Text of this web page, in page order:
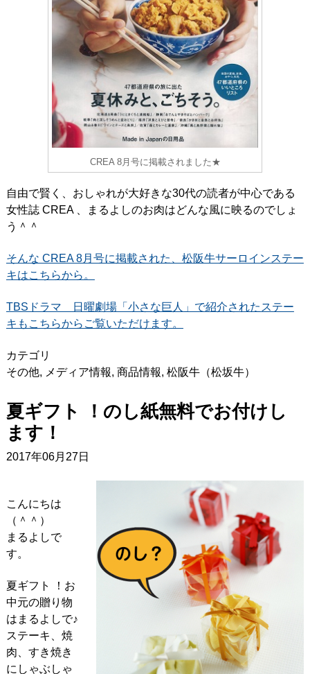
CREA 8月号に掲載されました★
自由で賢く、おしゃれが大好きな30代の読者が中心である
女性誌 CREA 、まるよしのお肉はどんな風に映るのでしょ
う＾＾
そんな CREA 8月号に掲載された、松阪牛サーロインステー
キはこちらから。
TBSドラマ 日曜劇場「小さな巨人」で紹介されたステー
キもこちらからご覧いただけます。
カテゴリ
その他, メディア情報, 商品情報, 松阪牛（松坂牛）
夏ギフト ！のし紙無料でお付けし
ます！
2017年06月27日
こんにちは
（＾＾）
まるよしで
す。
夏ギフト ！お
中元の贈り物
はまるよしで♪
ステーキ、焼
肉、すき焼き
にしゃぶしゃ